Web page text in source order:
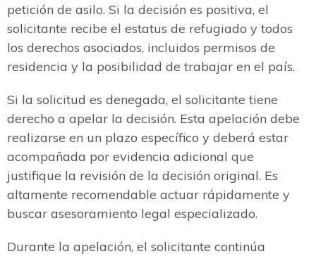
petición de asilo. Si la decisión es positiva, el
solicitante recibe el estatus de refugiado y todos
los derechos asociados, incluidos permisos de
residencia y la posibilidad de trabajar en el país.
Si la solicitud es denegada, el solicitante tiene
derecho a apelar la decisión. Esta apelación debe
realizarse en un plazo específico y deberá estar
acompañada por evidencia adicional que
justifique la revisión de la decisión original. Es
altamente recomendable actuar rápidamente y
buscar asesoramiento legal especializado.
Durante la apelación, el solicitante continúa